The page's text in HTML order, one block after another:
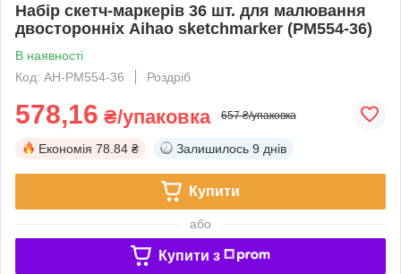
Набір скетч-маркерів 36 шт. для малювання
двосторонніх Aihao sketchmarker (PM554-36)
В наявності
Код: AH-PM554-36
Роздріб
578,16 ₴/упаковка 657 ₴/упаковка
Економія 78.84 ₴ Залишилось 9 днів
Купити
або
Купити з